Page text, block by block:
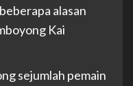
alasan
Kai
sejumlah pemain